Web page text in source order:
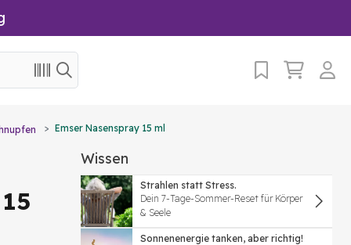
Emser Nasenspray 15 ml
Wissen
Strahlen statt Stress.
Dein 7-Tage-Sommer-Reset für Körper
& Seele
Sonnenenergie tanken, aber richtig!